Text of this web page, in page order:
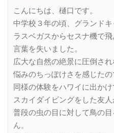
こんにちは、樋口です。
中学校３年の頃、グランドキ
ラスベガスからセスナ機で飛
言葉を失いました。
広大な自然の絶景に圧倒され
悩みのちっぽけさを感じたの
同様の体験をハワイに出かけ
スカイダイビングをした友人
普段の虫の目に対して鳥の
ん。